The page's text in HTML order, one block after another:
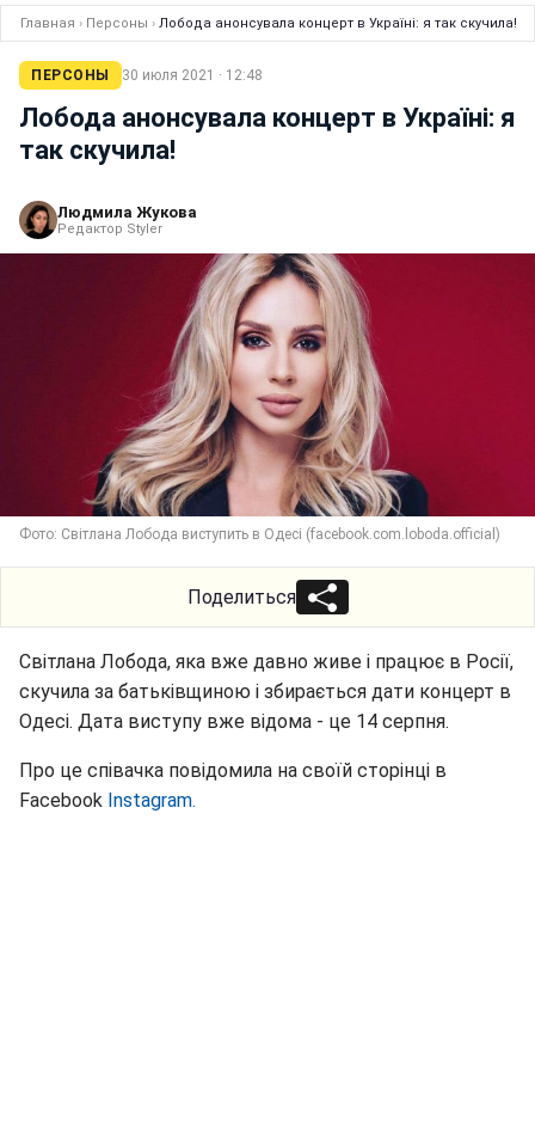
Главная › Персоны › Лобода анонсувала концерт в Україні: я так скучила!
ПЕРСОНЫ 30 июля 2021 · 12:48
Лобода анонсувала концерт в Україні: я
так скучила!
Людмила Жукова
Редактор Styler
Фото: Світлана Лобода виступить в Одесі (facebook.com.loboda.official)
Поделиться
Світлана Лобода, яка вже давно живе і працює в Росії,
скучила за батьківщиною і збирається дати концерт в
Одесі. Дата виступу вже відома - це 14 серпня.
Про це співачка повідомила на своїй сторінці в
Facebook Instagram.